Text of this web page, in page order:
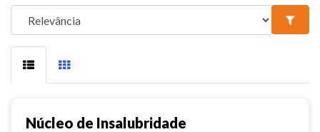
Núcleo de Insalubridade